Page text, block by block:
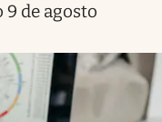
9 de agosto